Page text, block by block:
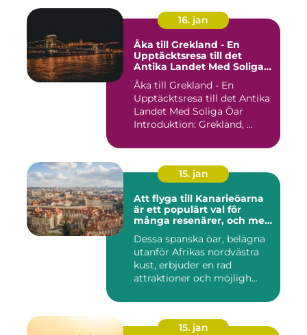
16. jan
Åka till Grekland - En
Upptäcktsresa till det
Antika Landet Med Soliga
Öar
Åka till Grekland - En
Upptäcktsresa till det Antika
Landet Med Soliga Öar
Introduktion: Grekland, ...
15. jan
Att flyga till Kanarieöarna
är ett populärt val för
många resenärer, och med
Dessa spanska öar, belägna
utanför Afrikas nordvästra
kust, erbjuder en rad
attraktioner och möjligh...
15. jan